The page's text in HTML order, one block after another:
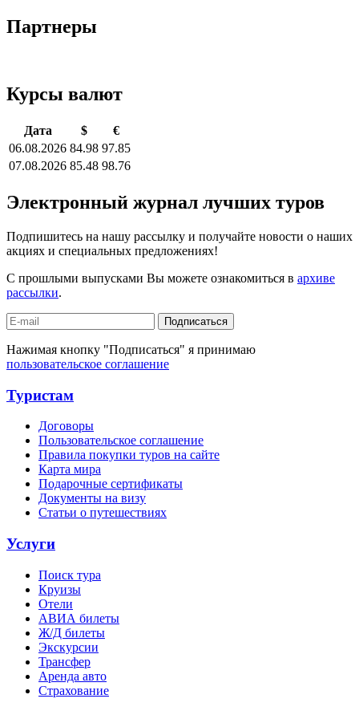
Партнеры
Курсы валют
Дата $
€
06.08.2026 84.98 97.85
07.08.2026 85.48 98.76
Электронный журнал лучших туров
Подпишитесь на нашу рассылку и получайте новости о наших
акциях и специальных предложениях!
С прошлыми выпусками Вы можете ознакомиться в архиве
рассылки.
Подписаться
Нажимая кнопку "Подписаться" я принимаю
пользовательское соглашение
Туристам
Договоры
Пользовательское соглашение
Правила покупки туров на сайте
Карта мира
Подарочные сертификаты
Документы на визу
Статьи о путешествиях
Услуги
Поиск тура
Круизы
Отели
АВИА билеты
Ж/Д билеты
Экскурсии
Трансфер
Аренда авто
Страхование